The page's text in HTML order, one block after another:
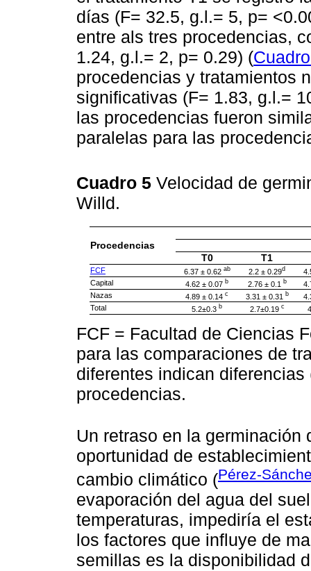
días (F= 32.5, g.l.= 5, p=
entre als tres procedencias,
1.24, g.l.= 2, p= 0.29) (
procedencias y tratamientos
significativas (F= 1.83, g.l.=
las procedencias fueron
paralelas para las
Cuadro 5 Velocidad de
Willd.
Procedencias
T0
T1
FCF 6.37 ± 0.62 ab 2.2 ± 0.29d
Capital
4.62 ± 0.07 b 2.76 ± 0.1 b
Nazas
4.89 ± 0.14 c 3.31 ± 0.31 b
Total
5.2±0.3 b 2.7±0.19 c
FCF = Facultad de Ciencias
para las comparaciones de
diferentes indican
procedencias.
Un retraso en la
oportunidad de
cambio climático (Pérez-
evaporación del agua del
temperaturas, impediría el
los factores que influye de
semillas es la disponibilidad